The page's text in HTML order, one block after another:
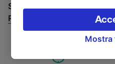
Stai cercando un viaggio di
Rovinj a Venezia
accettare o gestire le
clic di seguito, tra cui il
opporsi sulla base di
Mostra